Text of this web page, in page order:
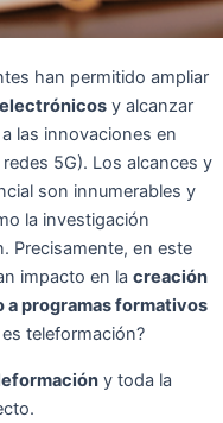
han permitido ampliar
y alcanzar
las innovaciones en
redes 5G). Los alcances y
son innumerables y
la investigación
Precisamente, en este
impacto en la creación
a programas formativos
teleformación?
y toda la